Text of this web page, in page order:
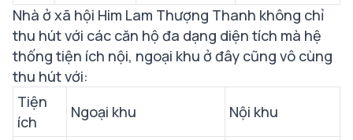
Nhà ở xã hội Him Lam Thượng Thanh không chỉ
thu hút với các căn hộ đa dạng diện tích mà hệ
thống tiện ích nội, ngoại khu ở đây cũng vô cùng
thu hút với:
Tiện
ích
Ngoại khu Nội khu